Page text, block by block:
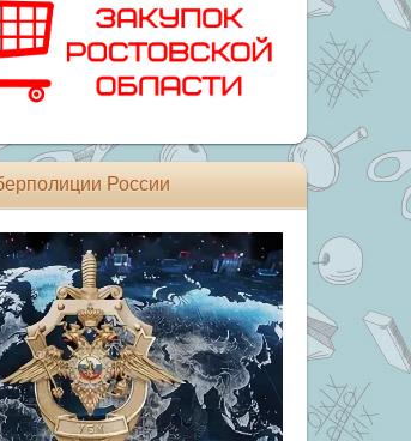
России